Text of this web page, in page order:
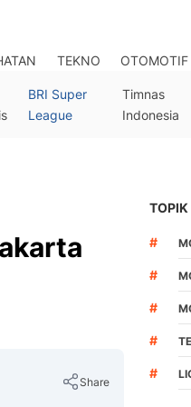
TEKNO OTOMOTIF
BRI Super
League
Timnas
Indonesia
Share
TOPIK
#
#
#
#
#